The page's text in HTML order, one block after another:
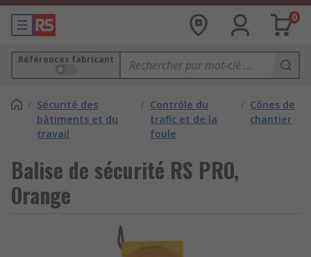
0
Références fabricant
/ Sécurité des
bâtiments et du
travail
/ Contrôle du
trafic et de la
foule
/ Cônes de
chantier
Balise de sécurité RS PRO,
Orange